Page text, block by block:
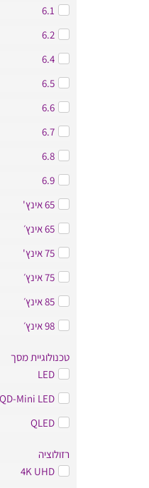
6.1
6.2
6.4
6.5
6.6
6.7
6.8
6.9
65 אינץ'
65 אינץ׳
75 אינץ'
75 אינץ׳
85 אינץ׳
98 אינץ׳
טכנולוגיית מסך
LED
QD-Mini LED
QLED
רזולוציה
4K UHD